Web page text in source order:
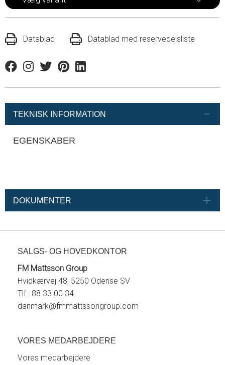
Datablad Datablad med reservedelsliste
FacebookInstagram
TwitterPinterestLinkedin
TEKNISK INFORMATION
EGENSKABER
DOKUMENTER
SALGS- OG HOVEDKONTOR
FM Mattsson Group
Hvidkærvej 48, 5250 Odense SV
Tlf.: 88 33 00 34
danmark@fmmattssongroup.com
VORES MEDARBEJDERE
Vores medarbejdere